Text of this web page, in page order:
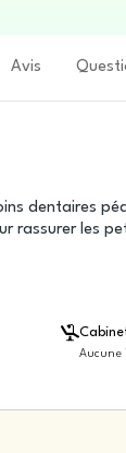
Avis
dentaires
rassurer les
Aucune